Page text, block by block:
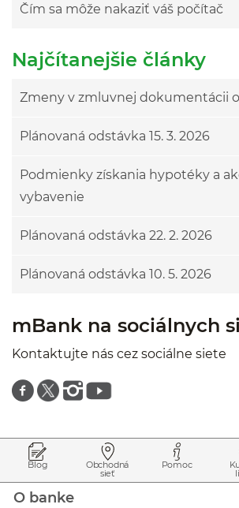
Čím sa môže nakaziť váš počítač
Najčítanejšie články
Zmeny v zmluvnej dokumentácii
Plánovaná odstávka 15. 3. 2026
Podmienky získania hypotéky a
vybavenie
Plánovaná odstávka 22. 2. 2026
Plánovaná odstávka 10. 5. 2026
mBank na sociálnych
Kontaktujte nás cez sociálne siete
Znajdź nas na facebooku
Znajdź nas na twitterze
Znajdź nas na instagramie
Znajdź nas na youtube
Blog Obchodná
sieť
Pomoc
O banke